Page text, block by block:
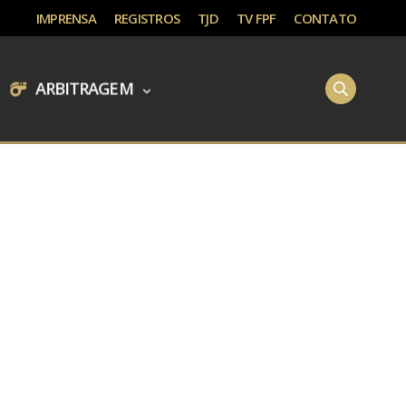
IMPRENSA REGISTROS TJD TV FPF CONTATO
ARBITRAGEM